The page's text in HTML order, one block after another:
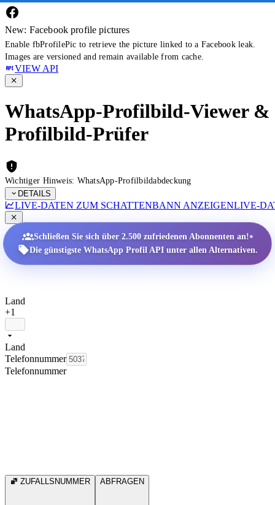
New: Facebook profile pictures
Enable fbProfilePic to retrieve the picture linked to a Facebook leak.
Images are versioned and remain available from cache.
VIEW API
WhatsApp-Profilbild-Viewer &
Profilbild-Prüfer
Wichtiger Hinweis: WhatsApp-Profilbildabdeckung
DETAILS
LIVE-DATEN ZUM SCHATTENBANN ANZEIGENLIVE-
Schließen Sie sich über 2.500 zufriedenen Abonnenten an!•
Die günstigste WhatsApp Profil API unter allen Alternativen.
Land
+1
Land
Telefonnummer
Telefonnummer
ZUFALLSNUMMER ABFRAGEN